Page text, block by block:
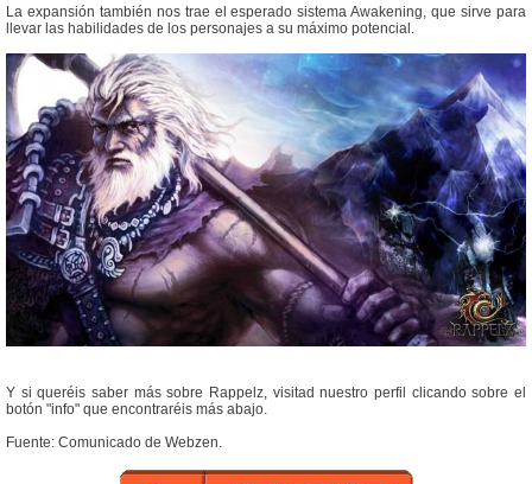
La expansión también nos trae el esperado sistema Awakening, que sirve para
llevar las habilidades de los personajes a su máximo potencial.
Y si queréis saber más sobre Rappelz, visitad nuestro perfil clicando sobre el
botón "info" que encontraréis más abajo.
Fuente: Comunicado de Webzen.